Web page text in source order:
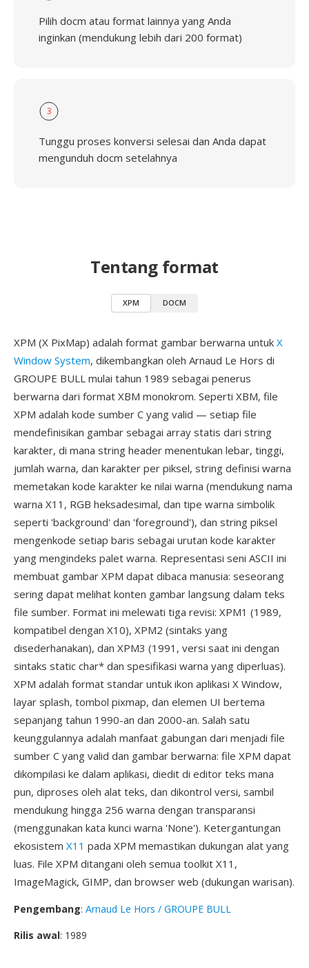
Pilih docm atau format lainnya yang Anda
inginkan (mendukung lebih dari 200 format)
3
Tunggu proses konversi selesai dan Anda dapat
mengunduh docm setelahnya
Tentang format
XPM DOCM
XPM (X PixMap) adalah format gambar berwarna untuk X
Window System, dikembangkan oleh Arnaud Le Hors di
GROUPE BULL mulai tahun 1989 sebagai penerus
berwarna dari format XBM monokrom. Seperti XBM, file
XPM adalah kode sumber C yang valid — setiap file
mendefinisikan gambar sebagai array statis dari string
karakter, di mana string header menentukan lebar, tinggi,
jumlah warna, dan karakter per piksel, string definisi warna
memetakan kode karakter ke nilai warna (mendukung nama
warna X11, RGB heksadesimal, dan tipe warna simbolik
seperti 'background' dan 'foreground'), dan string piksel
mengenkode setiap baris sebagai urutan kode karakter
yang mengindeks palet warna. Representasi seni ASCII ini
membuat gambar XPM dapat dibaca manusia: seseorang
sering dapat melihat konten gambar langsung dalam teks
file sumber. Format ini melewati tiga revisi: XPM1 (1989,
kompatibel dengan X10), XPM2 (sintaks yang
disederhanakan), dan XPM3 (1991, versi saat ini dengan
sintaks static char* dan spesifikasi warna yang diperluas).
XPM adalah format standar untuk ikon aplikasi X Window,
layar splash, tombol pixmap, dan elemen UI bertema
sepanjang tahun 1990-an dan 2000-an. Salah satu
keunggulannya adalah manfaat gabungan dari menjadi file
sumber C yang valid dan gambar berwarna: file XPM dapat
dikompilasi ke dalam aplikasi, diedit di editor teks mana
pun, diproses oleh alat teks, dan dikontrol versi, sambil
mendukung hingga 256 warna dengan transparansi
(menggunakan kata kunci warna 'None'). Ketergantungan
ekosistem X11 pada XPM memastikan dukungan alat yang
luas. File XPM ditangani oleh semua toolkit X11,
ImageMagick, GIMP, dan browser web (dukungan warisan).
Pengembang: Arnaud Le Hors / GROUPE BULL
Rilis awal: 1989